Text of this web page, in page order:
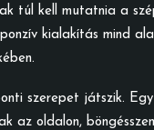
túl kell mutatnia a
kialakítás mind
szerepet játszik.
az oldalon,